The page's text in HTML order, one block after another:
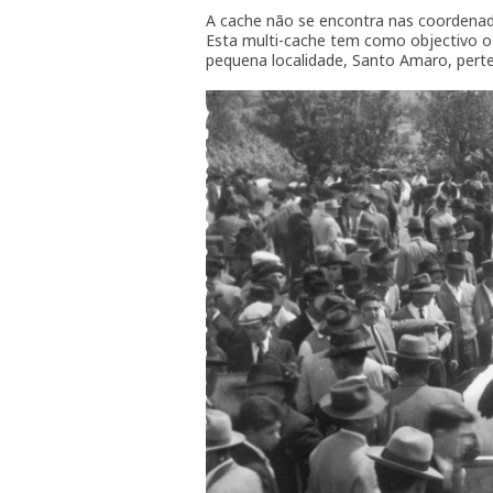
A cache não se encontra nas
Esta multi-cache tem como objectivo
pequena localidade, Santo Amaro,